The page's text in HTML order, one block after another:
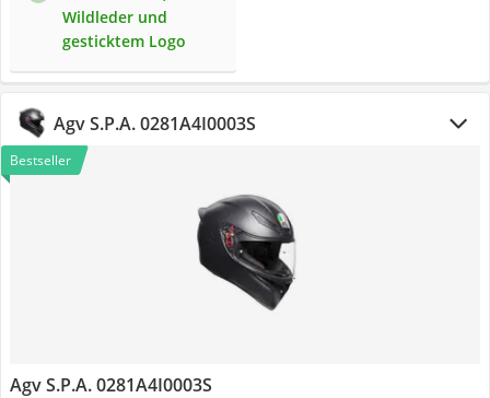
Wildleder und
gesticktem Logo
Agv S.P.A. 0281A4I0003S
Bestseller
Agv S.P.A. 0281A4I0003S